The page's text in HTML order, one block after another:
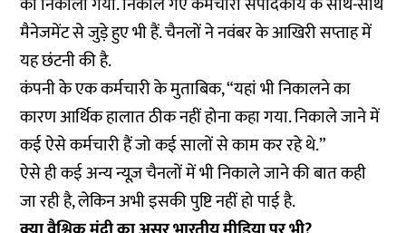
मैनेजमेंट से जुड़े हुए भी हैं. चैनलों ने नवंबर के आखिरी सप्ताह में
यह छंटनी की है.
कंपनी के एक कर्मचारी के मुताबिक, “यहां भी निकालने का
कारण आर्थिक हालात ठीक नहीं होना कहा गया. निकाले जाने में
कई ऐसे कर्मचारी हैं जो कई सालों से काम कर रहे थे.”
ऐसे ही कई अन्य न्यूज़ चैनलों में भी निकाले जाने की बात कही
जा रही है, लेकिन अभी इसकी पुष्टि नहीं हो पाई है.